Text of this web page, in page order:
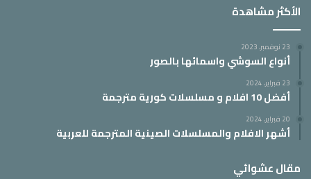
الأكثر مشاهدة
23 نوفمبر، 2023
أنواع السوشي واسمائها بالصور
23 فبراير، 2024
أفضل 10 افلام و مسلسلات كورية مترجمة
20 فبراير، 2024
أشهر الافلام والمسلسلات الصينية المترجمة للعربية
مقال عشوائي